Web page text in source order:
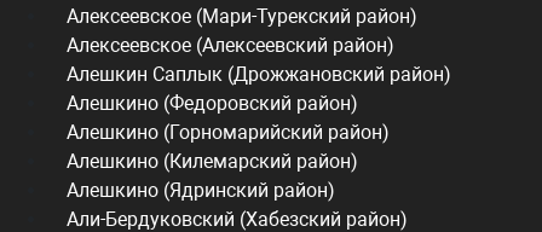
Алексеевское (Мари-Турекский район)
Алексеевское (Алексеевский район)
Алешкин Саплык (Дрожжановский район)
Алешкино (Федоровский район)
Алешкино (Горномарийский район)
Алешкино (Килемарский район)
Алешкино (Ядринский район)
Али-Бердуковский (Хабезский район)